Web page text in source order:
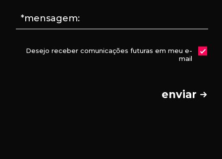
*mensagem:
Desejo receber comunicações futuras em meu e-
mail
enviar